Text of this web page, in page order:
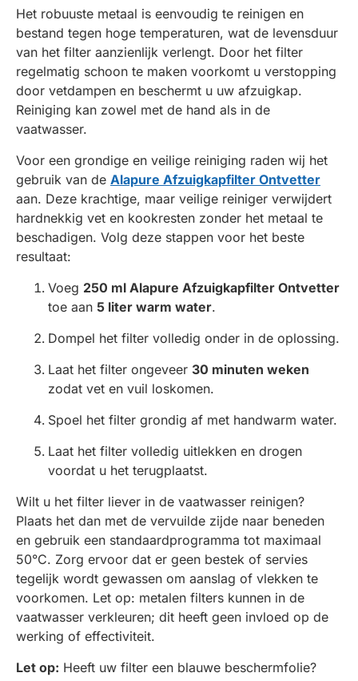
Het robuuste metaal is eenvoudig te reinigen en
bestand tegen hoge temperaturen, wat de levensduur
van het filter aanzienlijk verlengt. Door het filter
regelmatig schoon te maken voorkomt u verstopping
door vetdampen en beschermt u uw afzuigkap.
Reiniging kan zowel met de hand als in de
vaatwasser.
Voor een grondige en veilige reiniging raden wij het
gebruik van de Alapure Afzuigkapfilter Ontvetter
aan. Deze krachtige, maar veilige reiniger verwijdert
hardnekkig vet en kookresten zonder het metaal te
beschadigen. Volg deze stappen voor het beste
resultaat:
Voeg 250 ml Alapure Afzuigkapfilter Ontvetter
toe aan 5 liter warm water.
Dompel het filter volledig onder in de oplossing.
Laat het filter ongeveer 30 minuten weken
zodat vet en vuil loskomen.
Spoel het filter grondig af met handwarm water.
Laat het filter volledig uitlekken en drogen
voordat u het terugplaatst.
Wilt u het filter liever in de vaatwasser reinigen?
Plaats het dan met de vervuilde zijde naar beneden
en gebruik een standaardprogramma tot maximaal
50°C. Zorg ervoor dat er geen bestek of servies
tegelijk wordt gewassen om aanslag of vlekken te
voorkomen. Let op: metalen filters kunnen in de
vaatwasser verkleuren; dit heeft geen invloed op de
werking of effectiviteit.
Let op: Heeft uw filter een blauwe beschermfolie?